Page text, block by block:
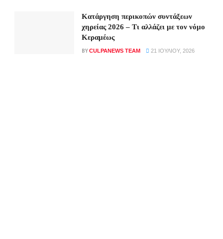
Κατάργηση περικοπών συντάξεων
χηρείας 2026 – Τι αλλάζει με τον νόμο
Κεραμέως
BYCULPANEWS TEAM 21 ΙΟΥΛΊΟΥ, 2026